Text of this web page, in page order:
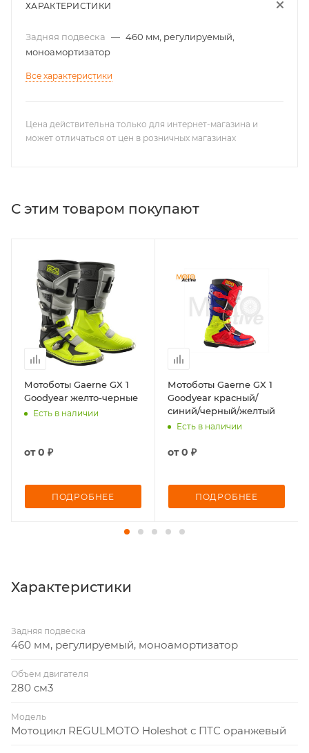
ХАРАКТЕРИСТИКИ
Задняя подвеска — 460 мм, регулируемый,
моноамортизатор
Все характеристики
Цена действительна только для интернет-магазина и
может отличаться от цен в розничных магазинах
С этим товаром покупают
Мотоботы Gaerne GX 1
Goodyear желто-черные
Есть в наличии
от0 ₽
ПОДРОБНЕЕ
Мотоботы Gaerne GX 1
Goodyear красный/
синий/черный/желтый
Есть в наличии
от0 ₽
ПОДРОБНЕЕ
Характеристики
Задняя подвеска
460 мм, регулируемый, моноамортизатор
Объем двигателя
280 см3
Модель
Мотоцикл REGULMOTO Holeshot с ПТС оранжевый